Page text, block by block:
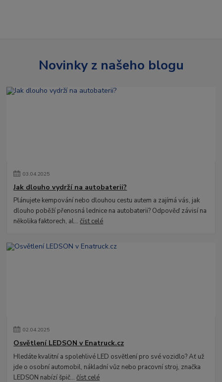
Novinky z našeho blogu
03.04.2025
Jak dlouho vydrží na autobaterii?
Plánujete kempování nebo dlouhou cestu autem a zajímá vás, jak
dlouho poběží přenosná lednice na autobaterii? Odpověď závisí na
několika faktorech, al...číst celé
02.04.2025
Osvětlení LEDSON v Enatruck.cz
Hledáte kvalitní a spolehlivé LED osvětlení pro své vozidlo? Ať už
jde o osobní automobil, nákladní vůz nebo pracovní stroj, značka
LEDSON nabízí špič...číst celé